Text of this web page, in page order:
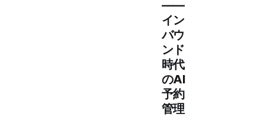
——
イン
バウ
ンド
時代
のAI
予約
管理